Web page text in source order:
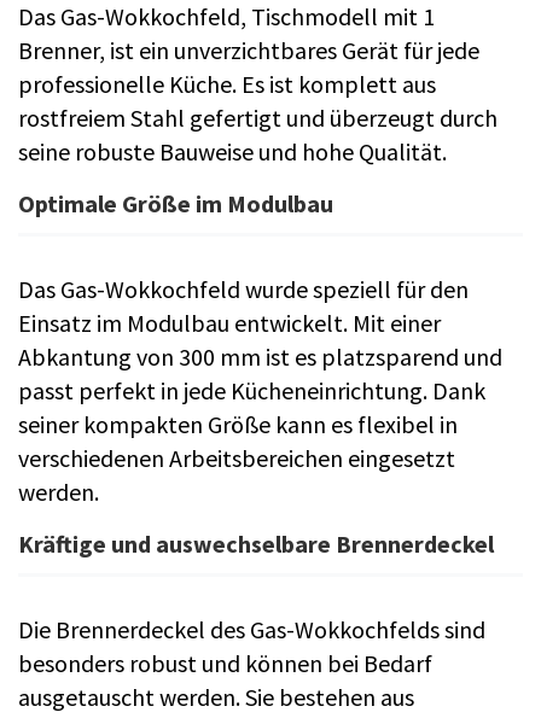
Das Gas-Wokkochfeld, Tischmodell mit 1
Brenner, ist ein unverzichtbares Gerät für jede
professionelle Küche. Es ist komplett aus
rostfreiem Stahl gefertigt und überzeugt durch
seine robuste Bauweise und hohe Qualität.
Optimale Größe im Modulbau
Das Gas-Wokkochfeld wurde speziell für den
Einsatz im Modulbau entwickelt. Mit einer
Abkantung von 300 mm ist es platzsparend und
passt perfekt in jede Kücheneinrichtung. Dank
seiner kompakten Größe kann es flexibel in
verschiedenen Arbeitsbereichen eingesetzt
werden.
Kräftige und auswechselbare Brennerdeckel
Die Brennerdeckel des Gas-Wokkochfelds sind
besonders robust und können bei Bedarf
ausgetauscht werden. Sie bestehen aus